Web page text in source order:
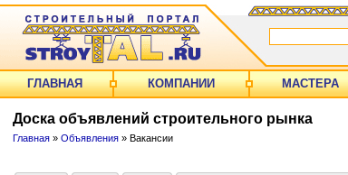
ГЛАВНАЯ КОМПАНИИ МАСТЕРА
Доска объявлений строительного рынка
Главная» Объявления» Вакансии